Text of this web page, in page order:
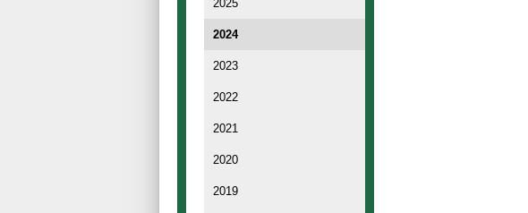
2025
2024
2023
2022
2021
2020
2019